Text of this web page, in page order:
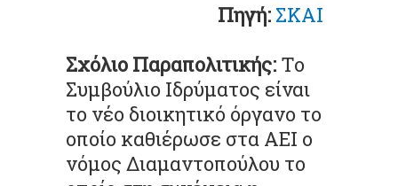
Πηγή: ΣΚΑΙ
Σχόλιο Παραπολιτικής: Το
Συμβούλιο Ιδρύματος είναι
το νέο διοικητικό όργανο το
οποίο καθιέρωσε στα ΑΕΙ ο
νόμος Διαμαντοπούλου το